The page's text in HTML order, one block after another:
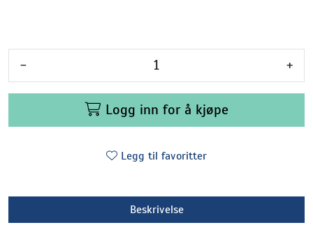
- +
Logg inn for å kjøpe
Legg til favoritter
Beskrivelse